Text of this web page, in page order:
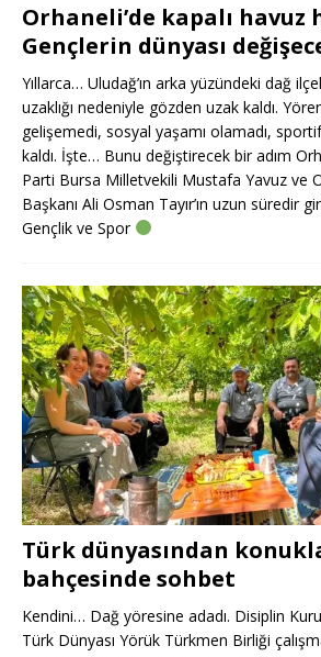
Orhaneli’de kapalı havuz
Gençlerin dünyası
Yıllarca… Uludağ’ın arka yüzündeki dağ
uzaklığı nedeniyle gözden uzak kaldı.
gelişemedi, sosyal yaşamı olamadı, sportif
kaldı. İşte… Bunu değiştirecek bir adım
Parti Bursa Milletvekili Mustafa Yavuz ve
Başkanı Ali Osman Tayır’ın uzun süredir
Gençlik ve Spor
Türk dünyasından
bahçesinde sohbet
Kendini… Dağ yöresine adadı. Disiplin
Türk Dünyası Yörük Türkmen Birliği